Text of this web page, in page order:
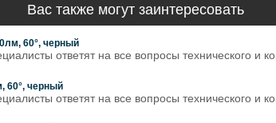
Вас также могут заинтересовать
60°, черный
ответят на все вопросы технического и
60°, черный
ответят на все вопросы технического и